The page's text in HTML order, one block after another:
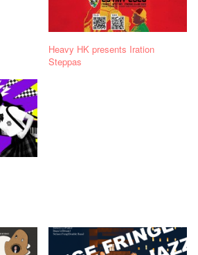
Heavy HK presents Iration
Steppas